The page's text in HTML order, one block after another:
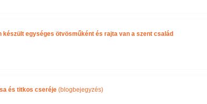
készült egységes ötvösműként és rajta van a szent család
és titkos cseréje (blogbejegyzés)